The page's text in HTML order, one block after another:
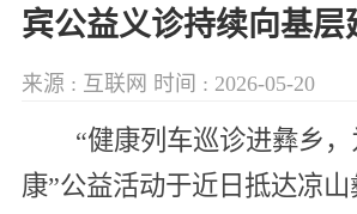
宾公益义诊持续向基层
来源 : 互联网 时间 : 2026-05-20
“健康列车巡诊进彝乡
康”公益活动于近日抵达凉山